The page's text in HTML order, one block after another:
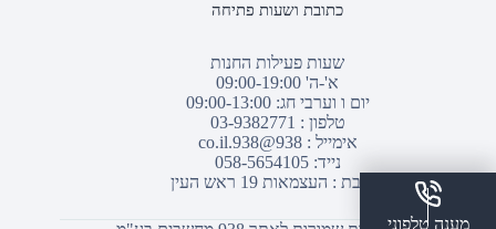
כתובת ושעות פתיחה
שעות פעילות החנות
א'-ה' 09:00-19:00
יום ו וערבי חג: 09:00-13:00
טלפון : 03-9382771
אימייל :938@938.co.il
נייד: 058-5654105
כתובת : העצמאות 19 ראש העין
מענה טלפוני